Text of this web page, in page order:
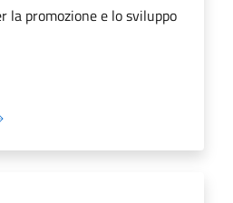
la promozione e lo sviluppo